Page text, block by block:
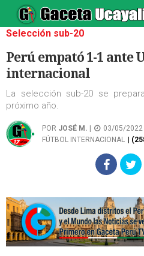
Selección sub-20
Perú empató 1-1 ante
internacional
La selección sub-20 se
próximo año.
POR JOSÉ M.
03/05/2022
FÚTBOL INTERNACIONAL
|